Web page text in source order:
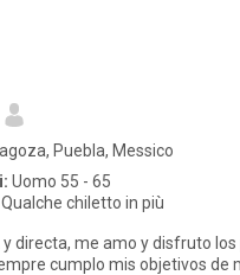
Puebla, Messico
Uomo 55 - 65
Qualche chiletto in più
directa, me amo y disfruto
cumplo mis objetivos de